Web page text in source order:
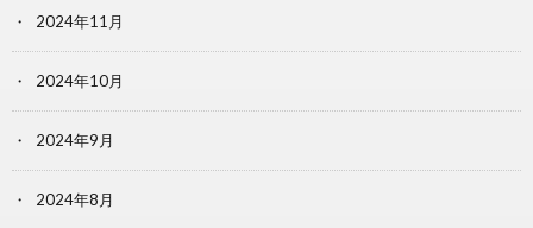
2024年11月
2024年10月
2024年9月
2024年8月